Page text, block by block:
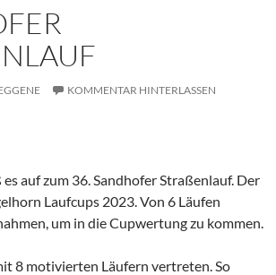
KOMMENTAR HINTERLASSEN
auf zum 36. Sandhofer Straßenlauf. Der
Laufcups 2023. Von 6 Läufen
um in die Cupwertung zu kommen.
8 motivierten Läufern vertreten. So